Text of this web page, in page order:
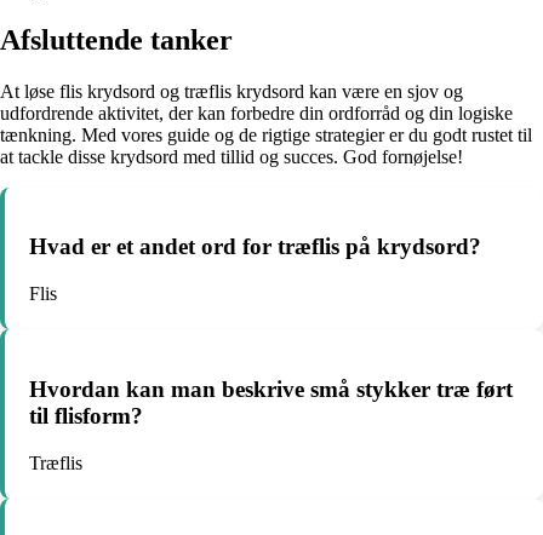
Afsluttende tanker
At løse flis krydsord og træflis krydsord kan være en sjov og
udfordrende aktivitet, der kan forbedre din ordforråd og din logiske
tænkning. Med vores guide og de rigtige strategier er du godt rustet til
at tackle disse krydsord med tillid og succes. God fornøjelse!
Hvad er et andet ord for træflis på krydsord?
Flis
Hvordan kan man beskrive små stykker træ ført
til flisform?
Træflis